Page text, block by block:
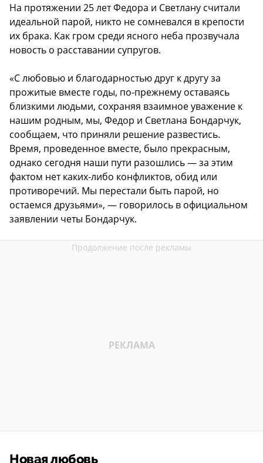
На протяжении 25 лет Федора и Светлану считали
идеальной парой, никто не сомневался в крепости
их брака. Как гром среди ясного неба прозвучала
новость о расставании супругов.
«С любовью и благодарностью друг к другу за
прожитые вместе годы, по-прежнему оставаясь
близкими людьми, сохраняя взаимное уважение к
нашим родным, мы, Федор и Светлана Бондарчук,
сообщаем, что приняли решение развестись.
Время, проведенное вместе, было прекрасным,
однако сегодня наши пути разошлись — за этим
фактом нет каких-либо конфликтов, обид или
противоречий. Мы перестали быть парой, но
остаемся друзьями», — говорилось в официальном
заявлении четы Бондарчук.
Новая любовь